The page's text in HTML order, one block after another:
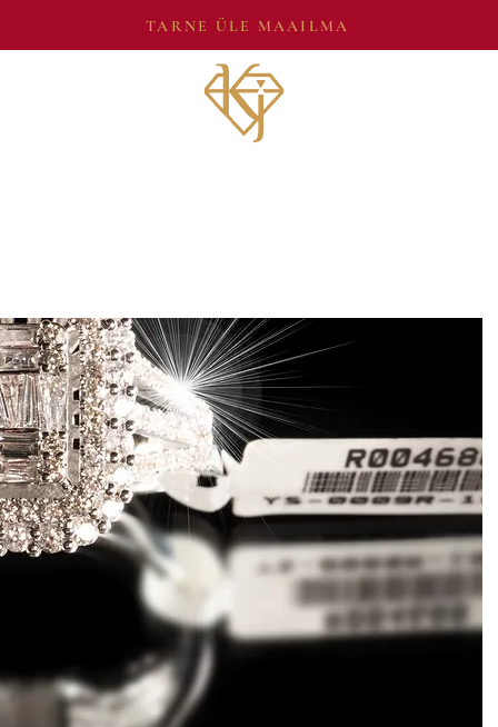
TARNE ÜLE MAAILMA